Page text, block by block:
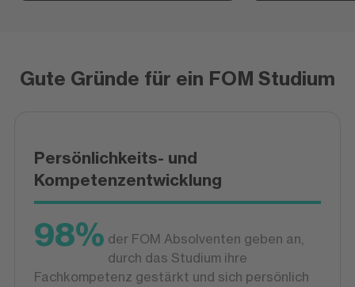
Gute Gründe für ein FOM Studium
Persönlichkeits- und
Kompetenzentwicklung
98% der FOM Absolventen geben an,
durch das Studium ihre
Fachkompetenz gestärkt und sich persönlich